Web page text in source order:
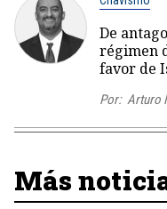
De
régimen
favor de
Por: Arturo
Más